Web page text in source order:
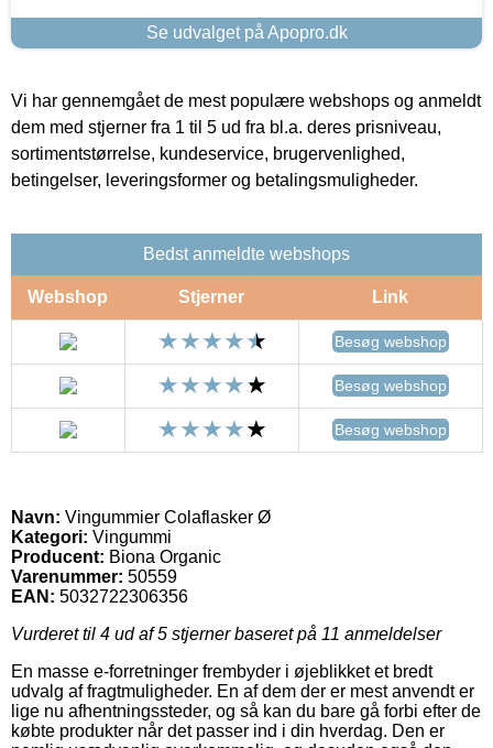
Se udvalget på Apopro.dk
Vi har gennemgået de mest populære webshops og anmeldt
dem med stjerner fra 1 til 5 ud fra bl.a. deres prisniveau,
sortimentstørrelse, kundeservice, brugervenlighed,
betingelser, leveringsformer og betalingsmuligheder.
Bedst anmeldte webshops
Webshop Stjerner Link
Besøg webshop
Besøg webshop
Besøg webshop
Navn: Vingummier Colaflasker Ø
Kategori: Vingummi
Producent: Biona Organic
Varenummer: 50559
EAN: 5032722306356
Vurderet til 4 ud af 5 stjerner baseret på 11 anmeldelser
En masse e-forretninger frembyder i øjeblikket et bredt
udvalg af fragtmuligheder. En af dem der er mest anvendt er
lige nu afhentningssteder, og så kan du bare gå forbi efter de
købte produkter når det passer ind i din hverdag. Den er